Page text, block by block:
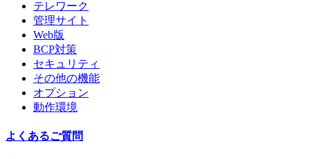
テレワーク
管理サイト
Web版
BCP対策
セキュリティ
その他の機能
オプション
動作環境
よくあるご質問